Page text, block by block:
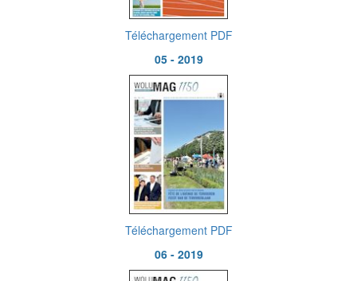
Téléchargement PDF
05 - 2019
Téléchargement PDF
06 - 2019